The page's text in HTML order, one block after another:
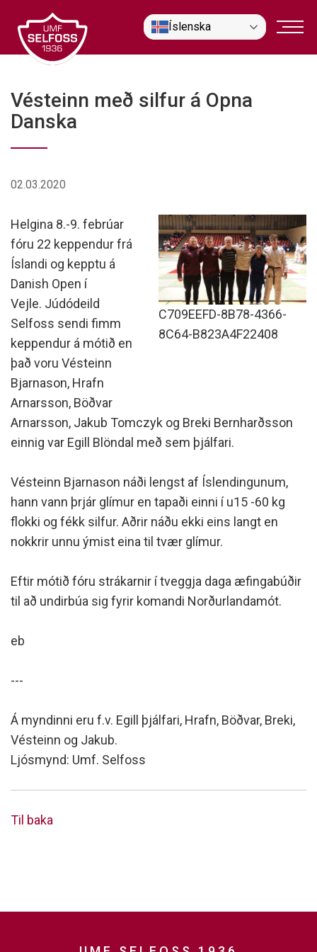
efni
Íslenska
Vésteinn með silfur á Opna
Danska
02.03.2020
C709EEFD-8B78-4366-
8C64-B823A4F22408
Helgina 8.-9. febrúar
fóru 22 keppendur frá
Íslandi og kepptu á
Danish Open í
Vejle. Júdódeild
Selfoss sendi fimm
keppendur á mótið en
það voru Vésteinn
Bjarnason, Hrafn
Arnarsson, Böðvar
Arnarsson, Jakub Tomczyk og Breki Bernharðsson
einnig var Egill Blöndal með sem þjálfari.
Vésteinn Bjarnason náði lengst af Íslendingunum,
hann vann þrjár glímur en tapaði einni í u15 -60 kg
flokki og fékk silfur. Aðrir náðu ekki eins langt en
nokkrir unnu ýmist eina til tvær glímur.
Eftir mótið fóru strákarnir í tveggja daga æfingabúðir
til að undirbúa sig fyrir komandi Norðurlandamót.
eb
---
Á myndinni eru f.v. Egill þjálfari, Hrafn, Böðvar, Breki,
Vésteinn og Jakub.
Ljósmynd: Umf. Selfoss
Til baka